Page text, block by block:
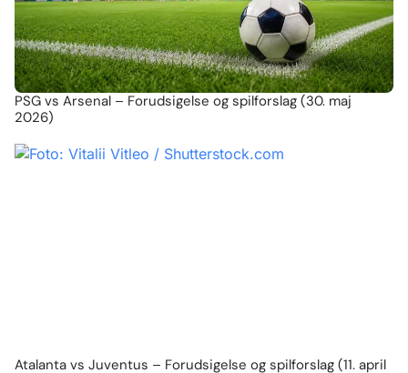
PSG vs Arsenal – Forudsigelse og spilforslag (30. maj
2026)
Atalanta vs Juventus – Forudsigelse og spilforslag (11. april